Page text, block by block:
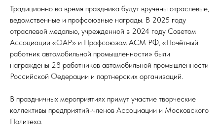
Традиционно во время праздника будут вручены отраслевые,
ведомственные и профсоюзные награды. В 2025 году
отраслевой медалью, учрежденной в 2024 году Советом
Ассоциации «ОАР» и Профсоюзом АСМ РФ, «Почётный
работник автомобильной промышленности» были
награждены 28 работников автомобильной промышленности
Российской Федерации и партнерских организаций.
В праздничных мероприятиях примут участие творческие
коллективы предприятий-членов Ассоциации и Московского
Политеха.